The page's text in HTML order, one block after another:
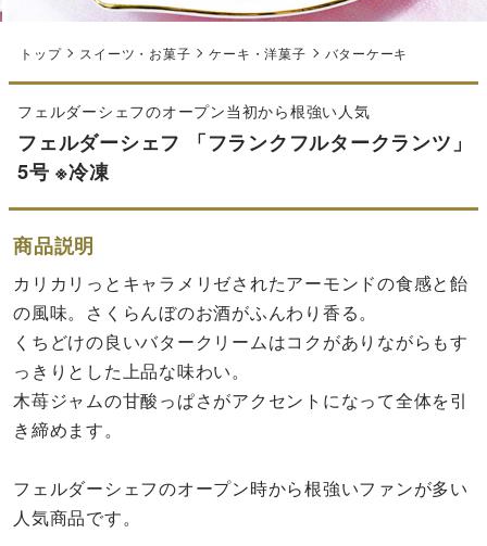
トップ スイーツ・お菓子 ケーキ・洋菓子 バターケーキ
フェルダーシェフのオープン当初から根強い人気
フェルダーシェフ 「フランクフルタークランツ」
5号 ※冷凍
商品説明
カリカリっとキャラメリゼされたアーモンドの食感と飴
の風味。さくらんぼのお酒がふんわり香る。
くちどけの良いバタークリームはコクがありながらもす
っきりとした上品な味わい。
木苺ジャムの甘酸っぱさがアクセントになって全体を引
き締めます。
フェルダーシェフのオープン時から根強いファンが多い
人気商品です。